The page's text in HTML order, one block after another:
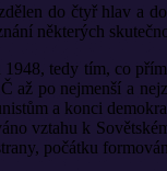
do čtyř hlav a
některých
1948, tedy tím, co
až po nejmenší a
a konci
vztahu k
počátku